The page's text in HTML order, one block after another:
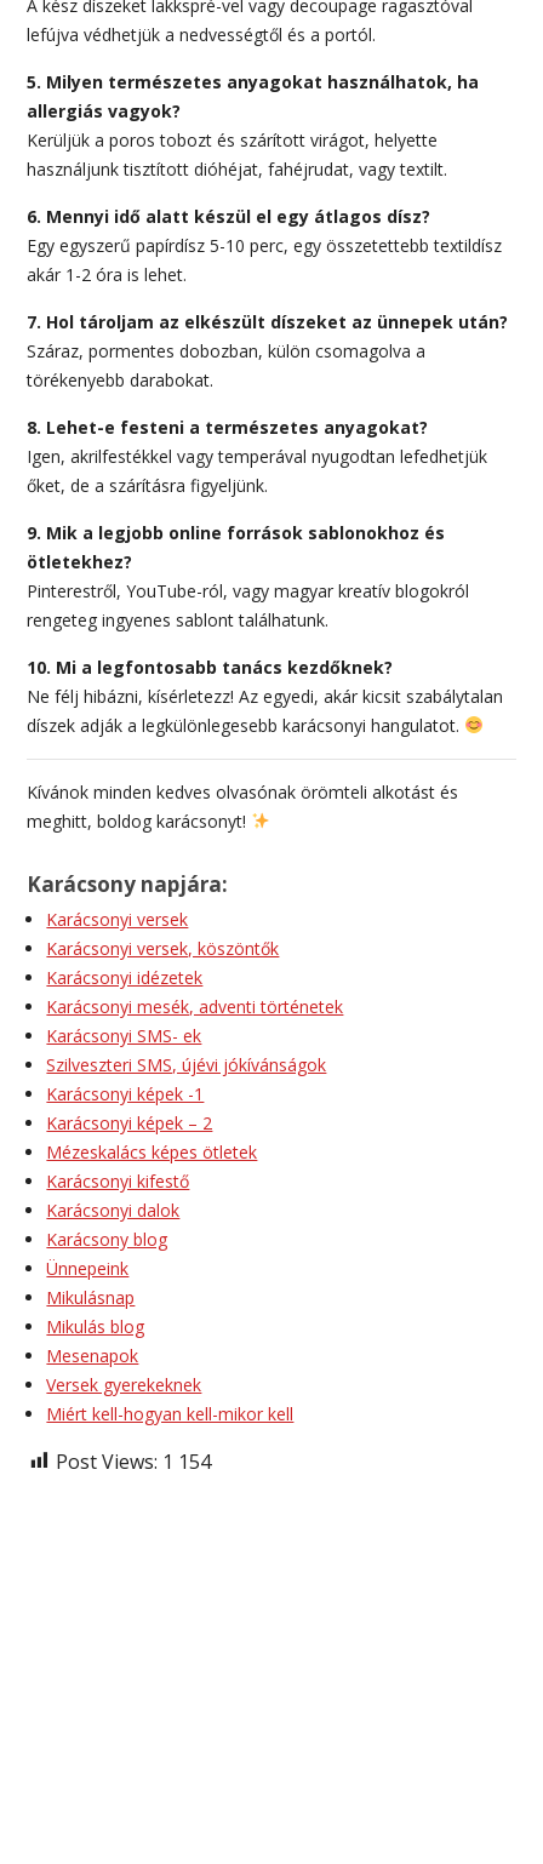
A kész díszeket lakkspré-vel vagy decoupage ragasztóval
lefújva védhetjük a nedvességtől és a portól.
5. Milyen természetes anyagokat használhatok, ha
allergiás vagyok?
Kerüljük a poros tobozt és szárított virágot, helyette
használjunk tisztított dióhéjat, fahéjrudat, vagy textilt.
6. Mennyi idő alatt készül el egy átlagos dísz?
Egy egyszerű papírdísz 5-10 perc, egy összetettebb textildísz
akár 1-2 óra is lehet.
7. Hol tároljam az elkészült díszeket az ünnepek után?
Száraz, pormentes dobozban, külön csomagolva a
törékenyebb darabokat.
8. Lehet-e festeni a természetes anyagokat?
Igen, akrilfestékkel vagy temperával nyugodtan lefedhetjük
őket, de a szárításra figyeljünk.
9. Mik a legjobb online források sablonokhoz és
ötletekhez?
Pinterestről, YouTube-ról, vagy magyar kreatív blogokról
rengeteg ingyenes sablont találhatunk.
10. Mi a legfontosabb tanács kezdőknek?
Ne félj hibázni, kísérletezz! Az egyedi, akár kicsit szabálytalan
díszek adják a legkülönlegesebb karácsonyi hangulatot.
Kívánok minden kedves olvasónak örömteli alkotást és
meghitt, boldog karácsonyt!
Karácsony napjára:
Karácsonyi versek
Karácsonyi versek, köszöntők
Karácsonyi idézetek
Karácsonyi mesék, adventi történetek
Karácsonyi SMS- ek
Szilveszteri SMS, újévi jókívánságok
Karácsonyi képek -1
Karácsonyi képek – 2
Mézeskalács képes ötletek
Karácsonyi kifestő
Karácsonyi dalok
Karácsony blog
Ünnepeink
Mikulásnap
Mikulás blog
Mesenapok
Versek gyerekeknek
Miért kell-hogyan kell-mikor kell
Post Views: 1 154